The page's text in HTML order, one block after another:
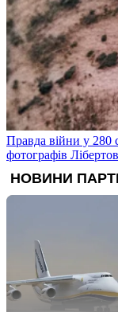
Правда війни у
фотографів